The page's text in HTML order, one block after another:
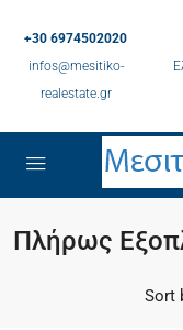
+30 6974502020
infos@mesitiko-
realestate.gr
Πλήρως
Sort